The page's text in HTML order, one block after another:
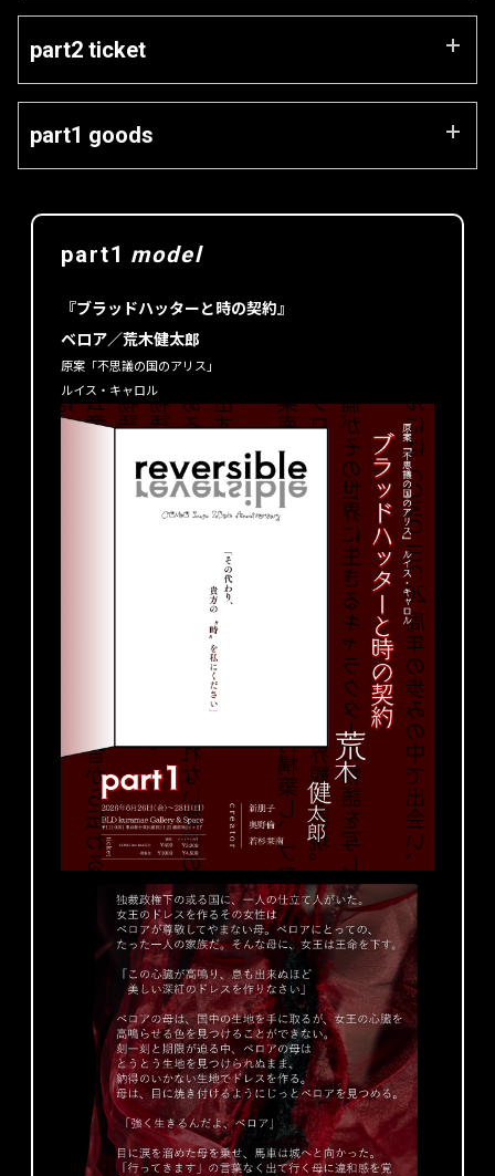
グリム童話やアンデルセン童話、はるか昔から伝わる神話な
ど、20の物語が集結。
ターを生み出す。
若杉栞南が＂あるかもしれない物語＂を再構築し、プロットを
奥野倫がその世界に生きるキャラクターの物語を写し出す。
モデルにはCOMO Inc.20周年の歩みの中で出会い、
共に表現を深めてきた20名の役者の皆様を迎える。
会場では衣装、プロットの展示、額装写真の展示販売を行いま
合わせて一つの物語につき一冊ずつ、全20種類のアートブック
それぞれの物語とクリエイターのこだわりをたっぷりとお届け
『COMO Inc. 20th reversible』 にご期待ください！
2026年6月26日（金）〜28日（日） 10:00-19:00
※part1は終了しました
part2
※最終日のみ18:00終了となります
part3 coming soon
part2 ticket
【通常チケット】 ¥400
【アートブック付チケット】 ¥3,900
販売期間 8/26 18:00〜8/30 23:59
お好きなアートブックが1冊ついたチケットです
※共にCOMO Inc. link有料会員様限定チケットです
※販売期間になりましたら販売ページをお知らせいたします
🎟️一般販売
【通常チケット】 ¥1,000
販売期間 8/31 18:00〜各開催日の前日23:59
販売期間 8/31 18:00〜9/6 23:59
お好きなアートブックが1冊ついたチケットです
※共にどなたでもご購入いただけるチケットです
※販売期間になりましたら公式サイトにて販売ページをお知らせ
part1 goods
ちください。
受注期間 7月10日（金）18:00〜7月31日（金）18:00
発送時期 8月末頃（予定）
販売場所はこちら
part1 model
『ブラッドハッターと時の契約』
ベロア／荒木健太郎
原案「不思議の国のアリス」
ルイス・キャロル